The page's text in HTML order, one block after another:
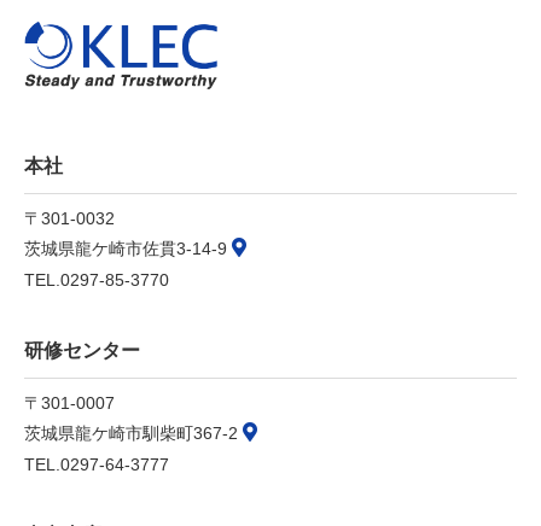
本社
〒301-0032
茨城県龍ケ崎市佐貫3-14-9
TEL.0297-85-3770
研修センター
〒301-0007
茨城県龍ケ崎市馴柴町367-2
TEL.0297-64-3777